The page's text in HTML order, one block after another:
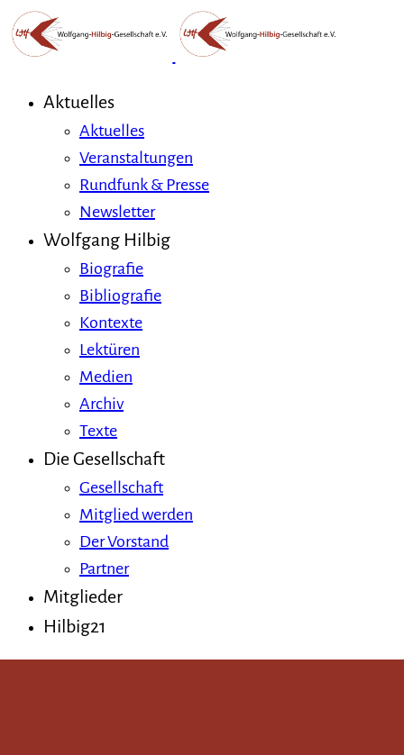
Aktuelles
Aktuelles
Veranstaltungen
Rundfunk & Presse
Newsletter
Wolfgang Hilbig
Biografie
Bibliografie
Kontexte
Lektüren
Medien
Archiv
Texte
Die Gesellschaft
Gesellschaft
Mitglied werden
Der Vorstand
Partner
Mitglieder
Hilbig21